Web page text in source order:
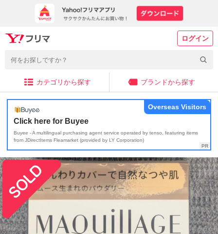
ログイン
カテゴリから探す ブランドから探す
Click here for Buyee
Buyee - A multilingual purchasing agent service operated by tenso, featuring items
from JDirectItems Fleamarket (provided by LY Corporation)
Overseas Visitors